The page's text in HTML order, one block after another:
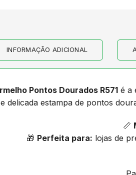
INFORMAÇÃO ADICIONAL
Pontos Dourados R571é a
delicada estampa de pontos
📏
🎁 Perfeita para: lojas de